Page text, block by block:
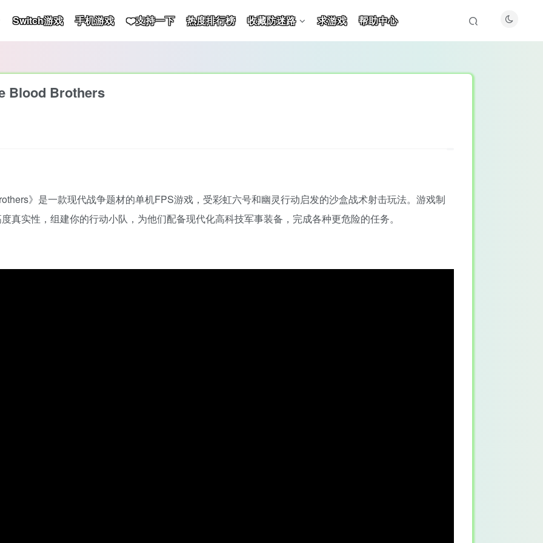
Switch游戏 手机游戏 ❤️支持一下 热度排行榜 收藏防迷路 求游戏 帮助中心
Blood Brothers
》是一款现代战争题材的单机FPS游戏，受彩虹六号和幽灵行动启发的沙盒战术射击玩法。游戏制
真实性，组建你的行动小队，为他们配备现代化高科技军事装备，完成各种更危险的任务。